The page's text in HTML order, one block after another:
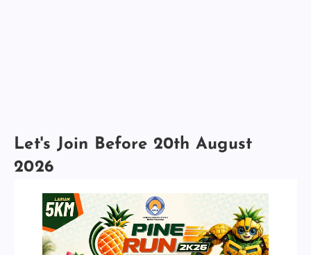
Let's Join Before 20th August
2026